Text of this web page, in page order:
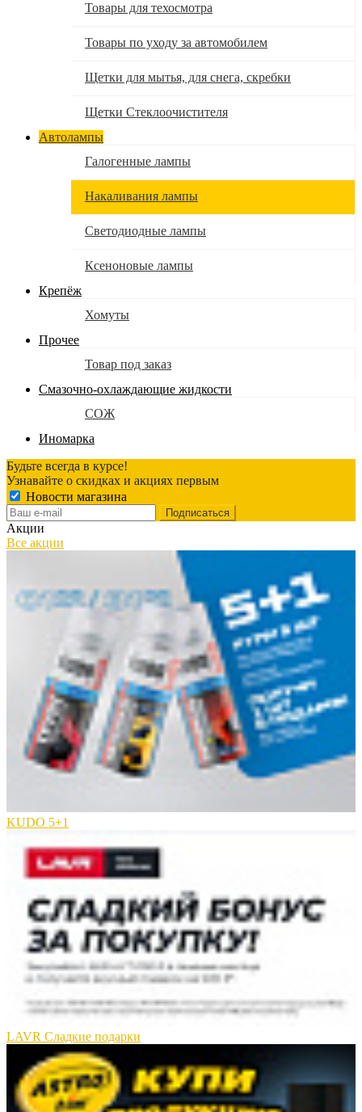
Товары для техосмотра
Товары по уходу за автомобилем
Щетки для мытья, для снега, скребки
Щетки Стеклоочистителя
Автолампы
Галогенные лампы
Накаливания лампы
Светодиодные лампы
Ксеноновые лампы
Крепёж
Хомуты
Прочее
Товар под заказ
Смазочно-охлаждающие жидкости
СОЖ
Иномарка
Будьте всегда в курсе!
Узнавайте о скидках и акциях первым
Новости магазина
Акции
Все акции
KUDO 5+1
LAVR Сладкие подарки